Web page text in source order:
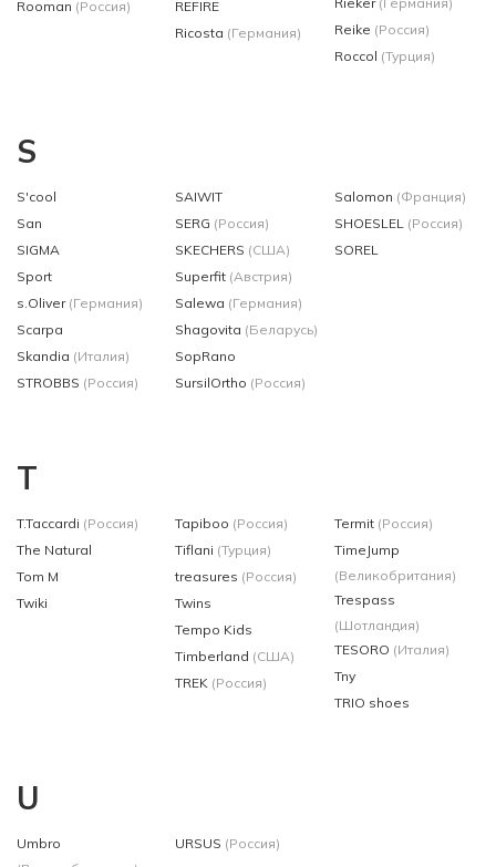
Rooman (Россия)
REFIRE
Ricosta (Германия)
Reike (Россия)
Roccol (Турция)
S
S'cool
San
SIGMA
Sport
s.Oliver (Германия)
Scarpa
Skandia (Италия)
STROBBS (Россия)
SAIWIT
SERG (Россия)
SKECHERS (США)
Superfit (Австрия)
Salewa (Германия)
Shagovita (Беларусь)
SopRano
SursilOrtho (Россия)
Salomon (Франция)
SHOESLEL (Россия)
SOREL
T
T.Taccardi (Россия)
The Natural
Tom M
Twiki
Tapiboo (Россия)
Tiflani (Турция)
treasures (Россия)
Twins
Tempo Kids
Timberland (США)
TREK (Россия)
Termit (Россия)
TimeJump
(Великобритания)
Trespass
(Шотландия)
TESORO (Италия)
Tny
TRIO shoes
U
Umbro
URSUS (Россия)